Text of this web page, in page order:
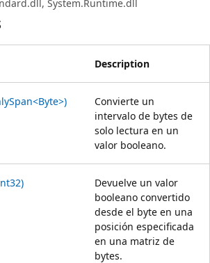
System.Runtime.dll
Description
Convierte un
intervalo de bytes de
solo lectura en un
valor booleano.
Devuelve un valor
booleano convertido
desde el byte en una
posición especificada
en una matriz de
bytes.